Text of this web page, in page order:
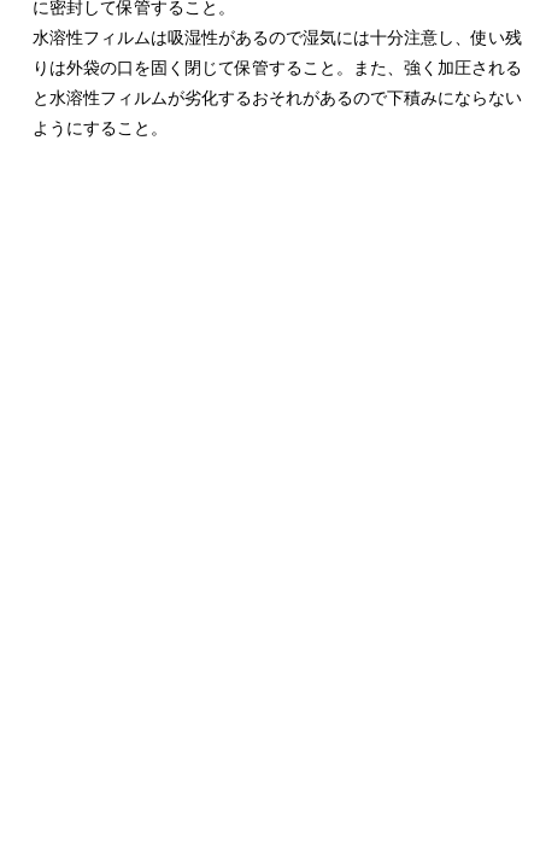
に密封して保管すること。
水溶性フィルムは吸湿性があるので湿気には十分注意し、使い残
りは外袋の口を固く閉じて保管すること。また、強く加圧される
と水溶性フィルムが劣化するおそれがあるので下積みにならない
ようにすること。